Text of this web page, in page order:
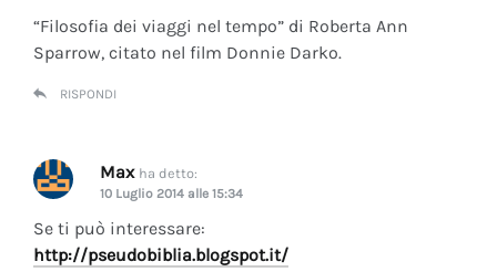
“Filosofia dei viaggi nel tempo” di Roberta Ann
Sparrow, citato nel film Donnie Darko.
RISPONDI
Max ha detto:
10 Luglio 2014 alle 15:34
Se ti può interessare:
http://pseudobiblia.blogspot.it/